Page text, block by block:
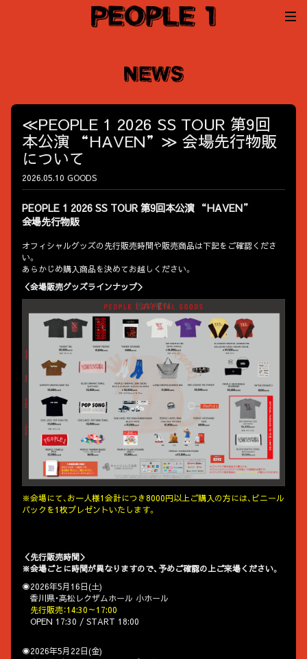
≪PEOPLE 1 2026 SS TOUR 第9回
本公演 “HAVEN”≫ 会場先行物販
について
2026.05.10 GOODS
PEOPLE 1 2026 SS TOUR 第9回本公演 “HAVEN”
会場先行物販
オフィシャルグッズの先行販売時間や販売商品は下記をご確認くださ
い。
あらかじめ購入商品を決めてお越しください。
＜会場販売グッズラインナップ＞
※会場にて、お一人様1会計につき8000円以上ご購入の方には、ビニール
バックを1枚プレゼントいたします。
＜先行販売時間＞
※会場ごとに時間が異なりますので、予めご確認の上ご来場ください。
◉2026年5月16日(土)
香川県・高松レクザムホール 小ホール
先行販売：14:30～17:00
OPEN 17:30 / START 18:00
◉2026年5月22日(金)